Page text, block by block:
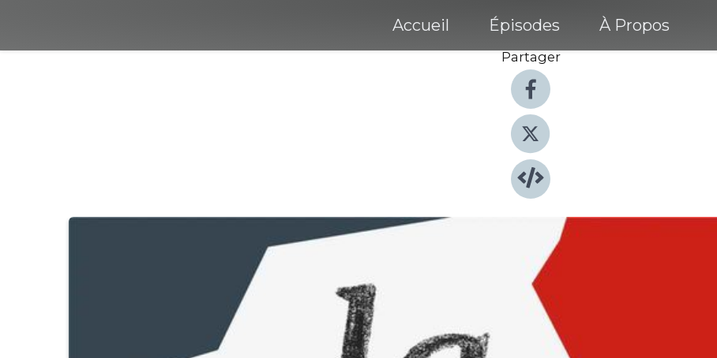
Accueil Épisodes À Propos
Partager